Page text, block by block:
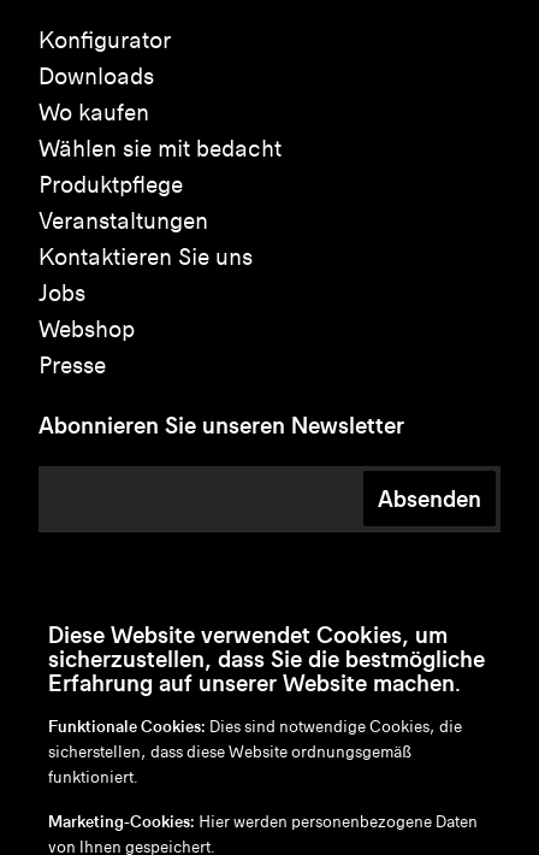
Konfigurator
Downloads
Wo kaufen
Wählen sie mit bedacht
Produktpflege
Veranstaltungen
Kontaktieren Sie uns
Jobs
Webshop
Presse
Abonnieren Sie unseren Newsletter
Absenden
en/nl/fr/de
Disclaimer
Diese Website verwendet Cookies, um
sicherzustellen, dass Sie die bestmögliche
Erfahrung auf unserer Website machen.
Funktionale Cookies: Dies sind notwendige Cookies, die
sicherstellen, dass diese Website ordnungsgemäß
funktioniert.
Marketing-Cookies: Hier werden personenbezogene Daten
von Ihnen gespeichert.